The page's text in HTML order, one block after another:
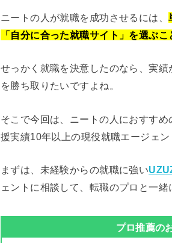
ニートの人が就職を成功させるには、
「自分に合った就職サイト」を選ぶこ
せっかく就職を決意したのなら、実
を勝ち取りたいですよね。
そこで今回は、ニートの人におすす
援実績10年以上の現役就職エージェン
まずは、未経験からの就職に強い
ェントに相談して、転職のプロと一
プロ推薦の